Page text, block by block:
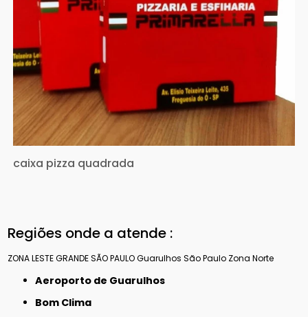
caixa pizza quadrada
Regiões onde a atende :
ZONA LESTEGRANDE SÃO PAULOGuarulhos São Paulo Zona Norte
Aeroporto de Guarulhos
Bom Clima